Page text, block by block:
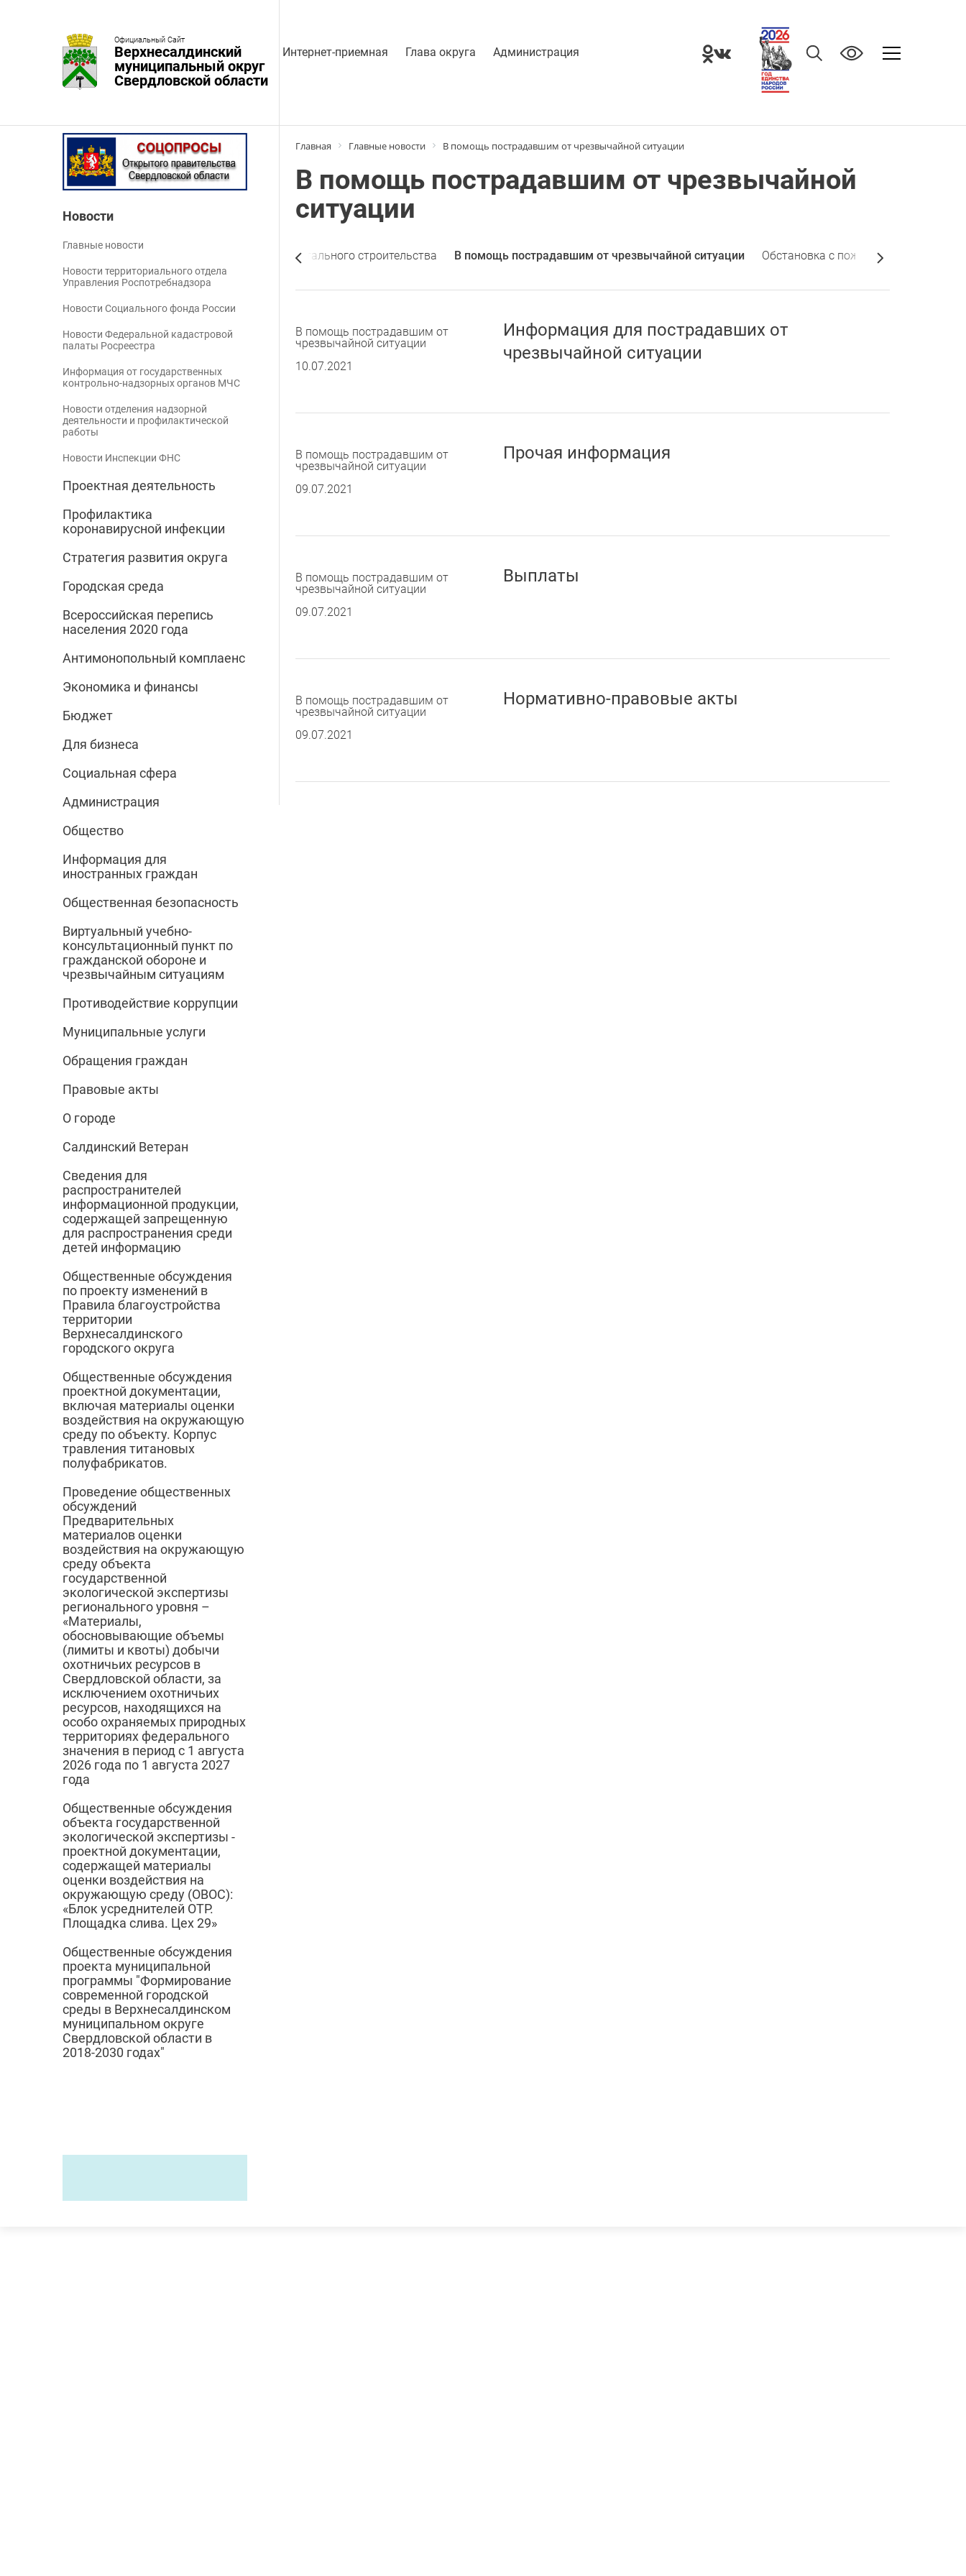
Официальный Сайт
Верхнесалдинский
муниципальный округ
Свердловской области
Интернет-приемная Глава округа Администрация
Новости
Главные новости
Новости территориального отдела
Управления Роспотребнадзора
Новости Социального фонда России
Новости Федеральной кадастровой
палаты Росреестра
Информация от государственных
контрольно-надзорных органов МЧС
Новости отделения надзорной
деятельности и профилактической
работы
Новости Инспекции ФНС
Проектная деятельность
Профилактика
коронавирусной инфекции
Стратегия развития округа
Городская среда
Всероссийская перепись
населения 2020 года
Антимонопольный комплаенс
Экономика и финансы
Бюджет
Для бизнеса
Социальная сфера
Администрация
Общество
Информация для
иностранных граждан
Общественная безопасность
Виртуальный учебно-
консультационный пункт по
гражданской обороне и
чрезвычайным ситуациям
Противодействие коррупции
Муниципальные услуги
Обращения граждан
Правовые акты
О городе
Салдинский Ветеран
Сведения для
распространителей
информационной продукции,
содержащей запрещенную
для распространения среди
детей информацию
Общественные обсуждения
по проекту изменений в
Правила благоустройства
территории
Верхнесалдинского
городского округа
Общественные обсуждения
проектной документации,
включая материалы оценки
воздействия на окружающую
среду по объекту. Корпус
травления титановых
полуфабрикатов.
Проведение общественных
обсуждений
Предварительных
материалов оценки
воздействия на окружающую
среду объекта
государственной
экологической экспертизы
регионального уровня –
«Материалы,
обосновывающие объемы
(лимиты и квоты) добычи
охотничьих ресурсов в
Свердловской области, за
исключением охотничьих
ресурсов, находящихся на
особо охраняемых природных
территориях федерального
значения в период с 1 августа
2026 года по 1 августа 2027
года
Общественные обсуждения
объекта государственной
экологической экспертизы -
проектной документации,
содержащей материалы
оценки воздействия на
окружающую среду (ОВОС):
«Блок усреднителей ОТР.
Площадка слива. Цех 29»
Общественные обсуждения
проекта муниципальной
программы "Формирование
современной городской
среды в Верхнесалдинском
муниципальном округе
Свердловской области в
2018-2030 годах"
Главная Главные новости В помощь пострадавшим от чрезвычайной ситуации
В помощь пострадавшим от чрезвычайной
ситуации
земельного участка или объекта капитального строительства В помощь пострадавшим от чрезвычайной ситуации Обстановка с пожарами (ОНДиПР)
В помощь пострадавшим от
чрезвычайной ситуации
10.07.2021
Информация для пострадавших от
чрезвычайной ситуации
В помощь пострадавшим от
чрезвычайной ситуации
09.07.2021
Прочая информация
В помощь пострадавшим от
чрезвычайной ситуации
09.07.2021
Выплаты
В помощь пострадавшим от
чрезвычайной ситуации
09.07.2021
Нормативно-правовые акты